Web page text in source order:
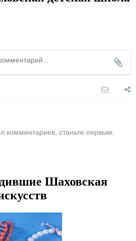
комментариев, станьте первым.
Шаховская